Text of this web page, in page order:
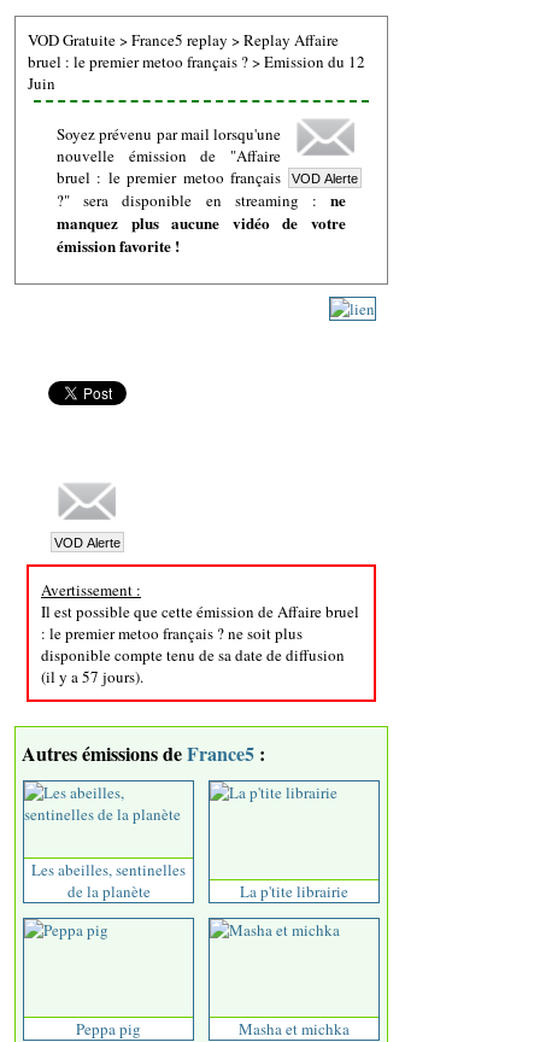
VOD Gratuite>France5 replay >Replay Affaire
bruel : le premier metoo français ?>Emission du 12
Juin
Soyez prévenu par mail lorsqu'une
nouvelle émission de "Affaire
bruel : le premier metoo français
?" sera disponible en streaming : ne
manquez plus aucune vidéo de votre
émission favorite !
Avertissement :
Il est possible que cette émission de Affaire bruel
: le premier metoo français ? ne soit plus
disponible compte tenu de sa date de diffusion
(il y a 57 jours).
Autres émissions deFrance5 :
Les abeilles, sentinelles
de la planète
La p'tite librairie
Peppa pig Masha et michka